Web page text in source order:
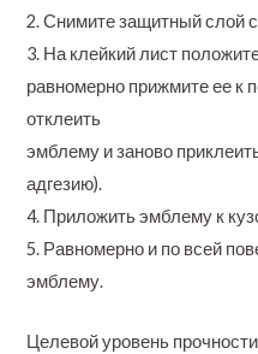
2. Снимите защитный слой
3. На клейкий лист
равномерно прижмите ее к
отклеить
эмблему и заново
адгезию).
4. Приложить эмблему к
5. Равномерно и по всей
эмблему.
Целевой уровень